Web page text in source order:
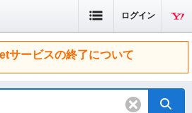
ログイン
サービスの終了について